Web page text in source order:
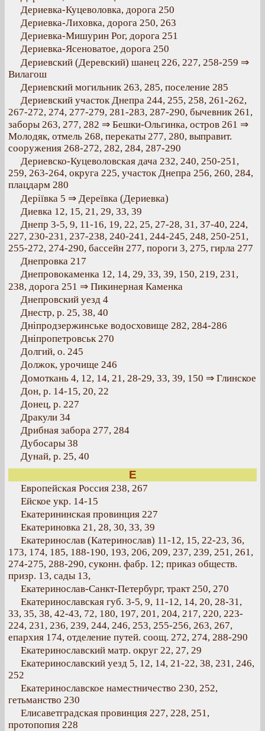
Дериевка-Куцеволовка, дорога 250
Дериевка-Лиховка, дорога 250, 263
Дериевка-Мишурин Рог, дорога 251
Дериевка-Ясеноватое, дорога 250
Дериевский (Деревский) шанец 226, 227, 258-259 ⇒
Вилагош
Дериевский могильник 263, 285, поселение 285
Дериевский участок Днепра 244, 255, 258, 261-262,
267-272, 274, 277-279, 281-283, 287-290, бычевник 261,
заборы 263, 277, 282 ⇒ Бешки-Ольгинка, остров 261 ⇒
Молодяк, отмель 268, перекаты 277, 280, выправит.
сооружения 268-272, 282, 284, 287-290
Дериевско-Куцеволовская дача 232, 240, 250-251,
259, 263-264, округа 225, участок Днепра 256, 260, 284,
плацдарм 280
Деріївка 5 ⇒ Дереївка (Дериевка)
Диевка 12, 15, 21, 29, 33, 39
Днепр 3-5, 9, 11-16, 19, 22, 25, 27-28, 31, 37-40, 224,
227, 230-231, 237-238, 240-241, 244-245, 248, 250-251,
255-272, 274-290, бассейн 277, пороги 3, 275, гирла 277
Днепровка 217
Днепровокаменка 12, 14, 29, 33, 39, 150, 219, 231,
238, дорога 251 ⇒ Пикинерная Каменка
Днепровский уезд 4
Днестр, р. 25, 38, 40
Дніпродзержинське водосховище 282, 284-286
Дніпропетровськ 270
Долгий, о. 245
Должок, урочище 246
Домоткань 4, 12, 14, 21, 28-29, 33, 39, 150 ⇒ Глинское
Дон, р. 14-15, 20, 22
Донец, р. 227
Дракули 34
Дрибная забора 277, 284
Дубосары 38
Дунай, р. 25, 40
Е
Европейская Россия 238, 267
Ейское укр. 14-15
Екатерининская провинция 227
Екатериновка 21, 28, 30, 33, 39
Екатеринослав (Катеринослав) 11-12, 15, 22-23, 36,
173, 174, 185, 188-190, 193, 206, 209, 237, 239, 251, 261,
274-275, 288-290, суконн. фабр. 12; приказ обществ.
призр. 13, сады 13,
Екатеринослав-Санкт-Петербург, тракт 250, 270
Екатеринославская губ. 3-5, 9, 11-12, 14, 20, 28-31,
33, 35, 38, 42-43, 72, 180, 197, 201, 204, 217, 220, 223-
224, 231, 236, 239, 244, 246, 253, 255-256, 263, 267,
епархия 174, отделение путей. соощ. 272, 274, 288-290
Екатеринославский матр. округ 22, 27, 29
Екатеринославский уезд 5, 12, 14, 21-22, 38, 231, 246,
252
Екатеринославское наместничество 230, 252,
гетьманство 230
Елисаветградская провинция 227, 228, 251,
протопопия 228